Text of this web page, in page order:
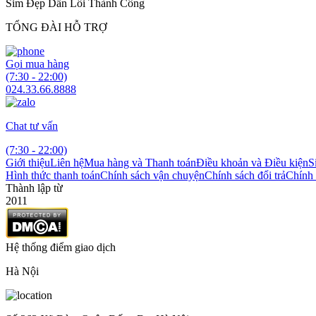
Sim Đẹp Dẫn Lối Thành Công
TỔNG ĐÀI HỖ TRỢ
Gọi mua hàng
(7:30 - 22:00)
024.33.66.8888
Chat tư vấn
(7:30 - 22:00)
Giới thiệuLiên hệMua hàng và Thanh toánĐiều khoản và Điều kiện
Hình thức thanh toánChính sách vận chuyệnChính sách đổi trảChính
Thành lập từ
2011
Hệ thống điểm giao dịch
Hà Nội